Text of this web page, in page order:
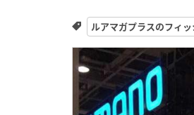
ルアマガプラスのフィ